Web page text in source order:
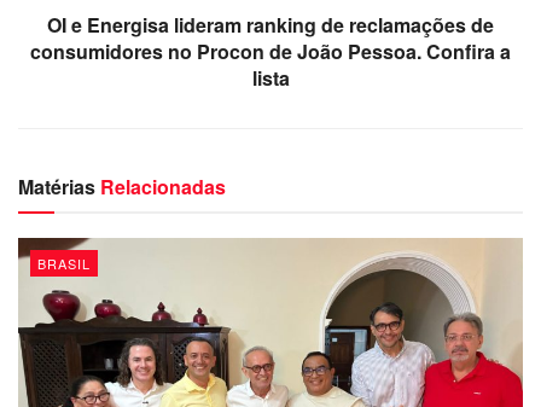
OI e Energisa lideram ranking de reclamações de
consumidores no Procon de João Pessoa. Confira a
lista
Matérias Relacionadas
BRASIL